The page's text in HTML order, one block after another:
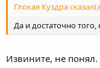
Глокая Куздра
Да и достаточно того,
Извините, не понял.